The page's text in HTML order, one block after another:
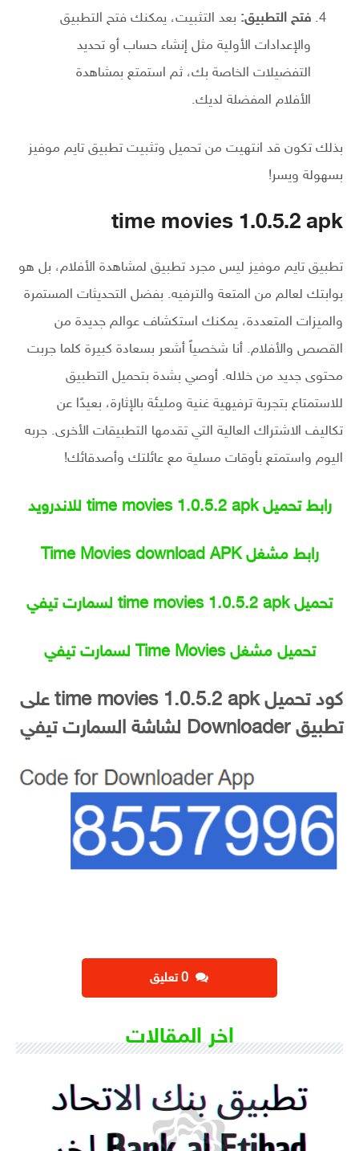
فتح التطبيق: بعد التثبيت، يمكنك فتح التطبيق
والإعدادات الأولية مثل إنشاء حساب أو تحديد
التفضيلات الخاصة بك، ثم استمتع بمشاهدة
الأفلام المفضلة لديك.
بذلك تكون قد انتهيت من تحميل وتثبيت تطبيق تايم موفيز
بسهولة ويسر!
time movies 1.0.5.2 apk
تطبيق تايم موفيز ليس مجرد تطبيق لمشاهدة الأفلام، بل هو
بوابتك لعالم من المتعة والترفيه. بفضل التحديثات المستمرة
والميزات المتعددة، يمكنك استكشاف عوالم جديدة من
القصص والأفلام. أنا شخصياً أشعر بسعادة كبيرة كلما جربت
محتوى جديد من خلاله. أوصي بشدة بتحميل التطبيق
للاستمتاع بتجربة ترفيهية غنية ومليئة بالإثارة، بعيدًا عن
تكاليف الاشتراك العالية التي تقدمها التطبيقات الأخرى. جربه
اليوم واستمتع بأوقات مسلية مع عائلتك وأصدقائك!
رابط تحميل time movies 1.0.5.2 apk للاندرويد
رابط مشغل Time Movies download APK
تحميل time movies 1.0.5.2 apk لسمارت تيفي
تحميل مشغل Time Movies لسمارت تيفي
كود تحميل time movies 1.0.5.2 apk على
تطبيق Downloader لشاشة السمارت تيفي
اخر المقالات